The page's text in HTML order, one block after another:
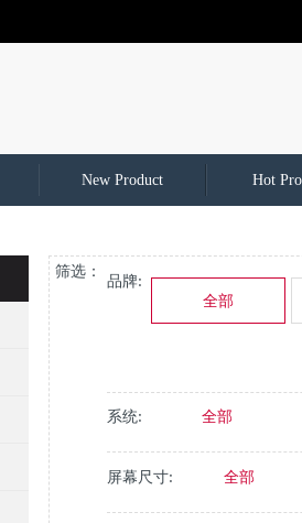
New Product Hot
筛选：
品牌:
全部
系统: 全部
屏幕尺寸: 全部